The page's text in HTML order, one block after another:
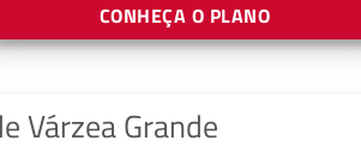
CONHEÇA O PLANO
Várzea Grande